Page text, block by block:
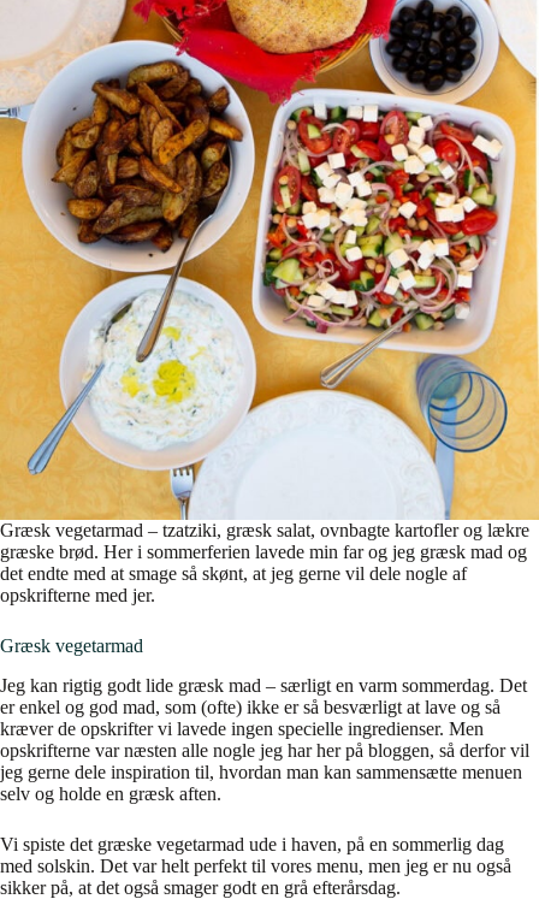
Græsk vegetarmad – tzatziki, græsk salat, ovnbagte kartofler og lækre
græske brød. Her i sommerferien lavede min far og jeg græsk mad og
det endte med at smage så skønt, at jeg gerne vil dele nogle af
opskrifterne med jer.
Græsk vegetarmad
Jeg kan rigtig godt lide græsk mad – særligt en varm sommerdag. Det
er enkel og god mad, som (ofte) ikke er så besværligt at lave og så
kræver de opskrifter vi lavede ingen specielle ingredienser. Men
opskrifterne var næsten alle nogle jeg har her på bloggen, så derfor vil
jeg gerne dele inspiration til, hvordan man kan sammensætte menuen
selv og holde en græsk aften.
Vi spiste det græske vegetarmad ude i haven, på en sommerlig dag
med solskin. Det var helt perfekt til vores menu, men jeg er nu også
sikker på, at det også smager godt en grå efterårsdag.